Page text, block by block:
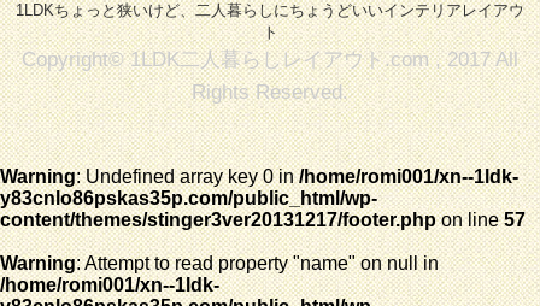
1LDKちょっと狭いけど、二人暮らしにちょうどいいインテリアレイアウ
ト
Copyright© 1LDK二人暮らしレイアウト.com , 2017 All
Rights Reserved.
Warning: Undefined array key 0 in/home/romi001/xn--1ldk-
y83cnlo86pskas35p.com/public_html/wp-
content/themes/stinger3ver20131217/footer.phpon line57
Warning: Attempt to read property "name" on null in
/home/romi001/xn--1ldk-